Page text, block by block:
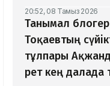
20:52, 08 Тамыз 2026
Танымал блогер
Тоқаевтың
тұлпары
рет кең далада